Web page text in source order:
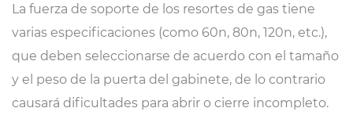
La fuerza de soporte de los resortes de gas tiene
varias especificaciones (como 60n, 80n, 120n, etc.),
que deben seleccionarse de acuerdo con el tamaño
y el peso de la puerta del gabinete, de lo contrario
causará dificultades para abrir o cierre incompleto.